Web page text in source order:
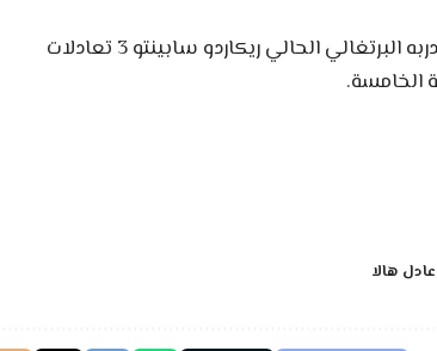
يشار إلى أن نادي الرجاء الرياضي حقق خلال فترة مدربه البرتغالي الحالي ريكاردو سابينتو 3 تعادلات
الخامسة.
عادل هالا